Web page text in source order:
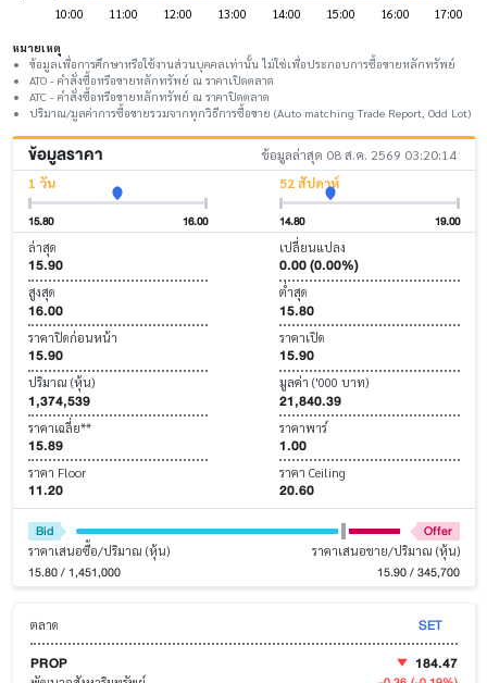
หมายเหตุ
ข้อมูลเพื่อการศึกษาหรือใช้งานส่วนบุคคลเท่านั้น ไม่ใช่เพื่อประกอบการซื้อขายหลักทรัพย์
ATO - คำสั่งซื้อหรือขายหลักทรัพย์ ณ ราคาเปิดตลาด
ATC - คำสั่งซื้อหรือขายหลักทรัพย์ ณ ราคาปิดตลาด
ปริมาณ/มูลค่าการซื้อขายรวมจากทุกวิธีการซื้อขาย (Auto matching Trade Report, Odd Lot)
ข้อมูลราคา
ข้อมูลล่าสุด 08 ส.ค. 2569 03:20:14
1 วัน
15.80 16.00
52 สัปดาห์
14.80 19.00
ล่าสุด
15.90
เปลี่ยนแปลง
0.00 (0.00%)
สูงสุด
16.00
ต่ำสุด
15.80
ราคาปิดก่อนหน้า
15.90
ราคาเปิด
15.90
ปริมาณ (หุ้น)
1,374,539
มูลค่า ('000 บาท)
21,840.39
ราคาเฉลี่ย**
15.89
ราคาพาร์
1.00
ราคา Floor
11.20
ราคา Ceiling
20.60
Bid Offer
ราคาเสนอซื้อ/ปริมาณ (หุ้น)
15.80 / 1,451,000
ราคาเสนอขาย/ปริมาณ (หุ้น)
15.90 / 345,700
ตลาด
SET
PROP
184.47